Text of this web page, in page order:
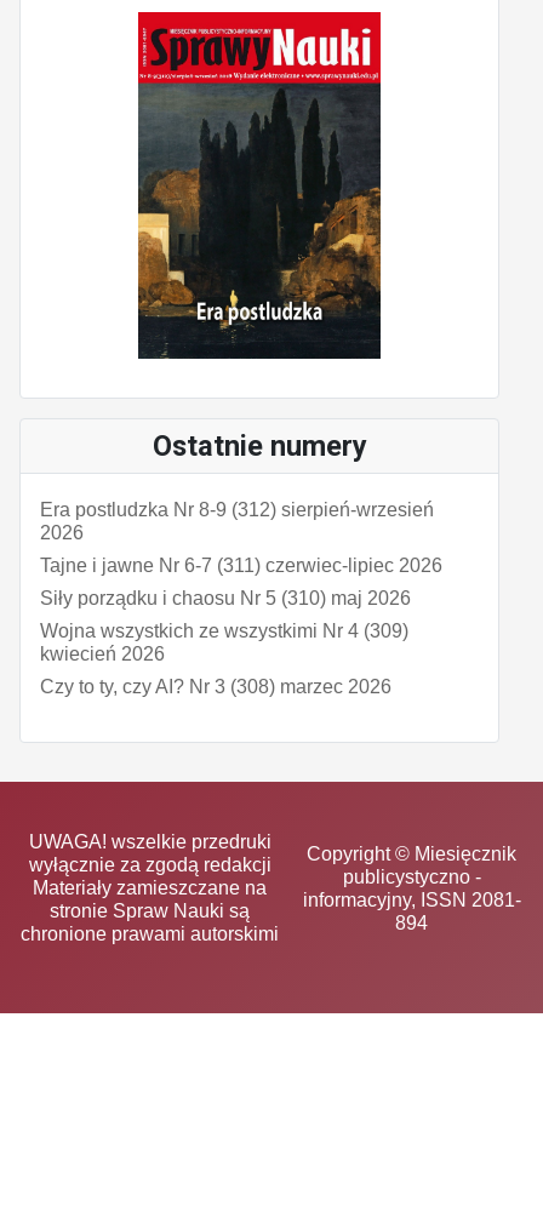
Ostatnie numery
Era postludzka Nr 8-9 (312) sierpień-wrzesień
2026
Tajne i jawne Nr 6-7 (311) czerwiec-lipiec 2026
Siły porządku i chaosu Nr 5 (310) maj 2026
Wojna wszystkich ze wszystkimi Nr 4 (309)
kwiecień 2026
Czy to ty, czy AI? Nr 3 (308) marzec 2026
UWAGA! wszelkie przedruki
wyłącznie za zgodą redakcji
Materiały zamieszczane na
stronie Spraw Nauki są
chronione prawami autorskimi
Copyright © Miesięcznik
publicystyczno -
informacyjny, ISSN 2081-
894